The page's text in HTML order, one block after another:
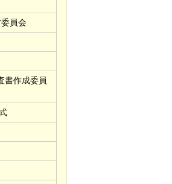
員会
作成委員